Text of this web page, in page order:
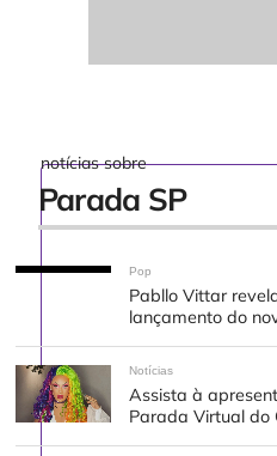
notícias sobre
Parada SP
Pop
Pabllo Vittar
lançamento do
Notícias
Assista à
Parada Virtual do